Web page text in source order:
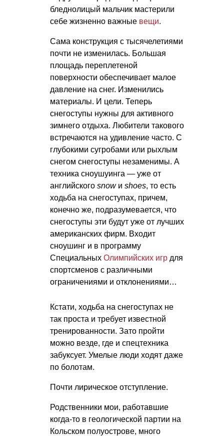
бледнолицый мальчик мастерили
себе жизненно важные вещи.
Сама конструкция с тысячелетиями
почти не изменилась. Большая
площадь переплетеной
поверхности обеспечивает малое
давление на снег. Изменились
материалы. И цели. Теперь
снегоступы нужны для активного
зимнего отдыха. Любители такового
встречаются на удивление часто. С
глубокими сугробами или рыхлым
снегом снегоступы незаменимы. А
техника сноушуинга — уже от
английского snowи shoes, то есть
ходьба на снегоступах, причем,
конечно же, подразумевается, что
снегоступы эти будут уже от лучших
американских фирм. Входит
сноушинг и в программу
Специальных Олимпийских игр для
спортсменов с различными
ограничениями и отклонениями…
Кстати, ходьба на снегоступах не
так проста и требует известной
тренированности. Зато пройти
можно везде, где и спецтехника
забуксует. Умелые люди ходят даже
по болотам.
Почти лирическое отступление.
Родственники мои, работавшие
когда-то в геологической партии на
Кольском полуострове, много